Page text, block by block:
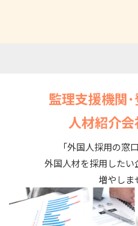
監理支援機関
人材紹介
「外国人採用の窓
外国人材を採用したい
増やしま